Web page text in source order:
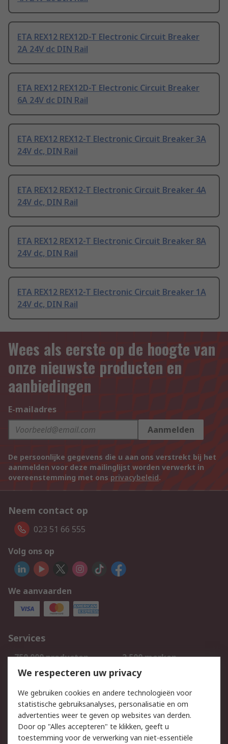
ETA REX12 REX12D-T Electronic Circuit Breaker
2A 24V dc DIN Rail
ETA REX12 REX12D-T Electronic Circuit Breaker
6A 24V dc DIN Rail
ETA REX12 REX12-T Electronic Circuit Breaker 3A
24V dc, DIN Rail
ETA REX12 REX12-T Electronic Circuit Breaker 4A
24V dc, DIN Rail
ETA REX12 REX12-T Electronic Circuit Breaker 8A
24V dc, DIN Rail
ETA REX12 REX12-T Electronic Circuit Breaker 1A
24V dc, DIN Rail
Wees als eerste op de hoogte van
onze nieuwste producten en
aanbiedingen
E-mailadres
Aanmelden
De persoonlijke gegevens die u aan ons verstrekt bij het
aanmelden voor deze mailinglijst worden verwerkt in
overeenstemming met ons privacybeleid.
Neem contact op
023 51 66 555
Volg ons op
We aanvaarden
Services
750.000 producten
2.500 merken
Bestellen
Inkoopoplossingen
Track & Trace
Wettelijk
We respecteren uw privacy
We gebruiken cookies en andere technologieën voor
statistische gebruiksanalyses, personalisatie en om
advertenties weer te geven op websites van derden.
Door op "Alles accepteren" te klikken, geeft u
toestemming voor de verwerking van niet-essentiële